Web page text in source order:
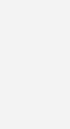
März 2021.
für
Die Zahl
um 13,8 % auf